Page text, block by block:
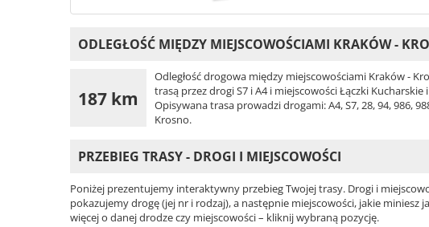
ODLEGŁOŚĆ MIĘDZY MIEJSCOWOŚCIAMI KRAKÓW -
187 km
Odległość drogowa między miejscowościami Kraków -
trasą przez drogi S7 i A4 i miejscowości Łączki
Opisywana trasa prowadzi drogami: A4, S7, 28, 94, 986,
Krosno.
PRZEBIEG TRASY - DROGI I MIEJSCOWOŚCI
Poniżej prezentujemy interaktywny przebieg Twojej trasy. Drogi i
pokazujemy drogę (jej nr i rodzaj), a następnie miejscowości, jakie miniesz
więcej o danej drodze czy miejscowości – kliknij wybraną pozycję.